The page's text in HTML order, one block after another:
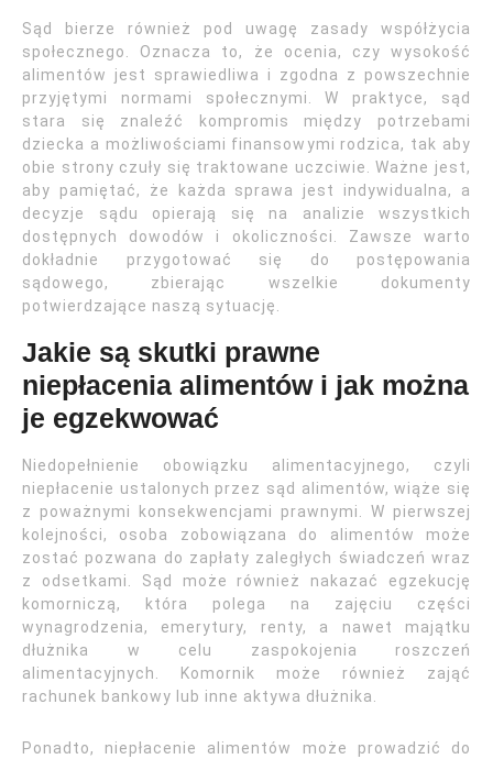
Sąd bierze również pod uwagę zasady współżycia
społecznego. Oznacza to, że ocenia, czy wysokość
alimentów jest sprawiedliwa i zgodna z powszechnie
przyjętymi normami społecznymi. W praktyce, sąd
stara się znaleźć kompromis między potrzebami
dziecka a możliwościami finansowymi rodzica, tak aby
obie strony czuły się traktowane uczciwie. Ważne jest,
aby pamiętać, że każda sprawa jest indywidualna, a
decyzje sądu opierają się na analizie wszystkich
dostępnych dowodów i okoliczności. Zawsze warto
dokładnie przygotować się do postępowania
sądowego, zbierając wszelkie dokumenty
potwierdzające naszą sytuację.
Jakie są skutki prawne
niepłacenia alimentów i jak można
je egzekwować
Niedopełnienie obowiązku alimentacyjnego, czyli
niepłacenie ustalonych przez sąd alimentów, wiąże się
z poważnymi konsekwencjami prawnymi. W pierwszej
kolejności, osoba zobowiązana do alimentów może
zostać pozwana do zapłaty zaległych świadczeń wraz
z odsetkami. Sąd może również nakazać egzekucję
komorniczą, która polega na zajęciu części
wynagrodzenia, emerytury, renty, a nawet majątku
dłużnika w celu zaspokojenia roszczeń
alimentacyjnych. Komornik może również zająć
rachunek bankowy lub inne aktywa dłużnika.
Ponadto, niepłacenie alimentów może prowadzić do